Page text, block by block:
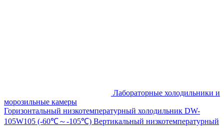
Лабораторные холодильники и
морозильные камеры
Горизонтальный низкотемпературный холодильник DW-
105W105 (-60℃～-105℃) Вертикальный низкотемпературный